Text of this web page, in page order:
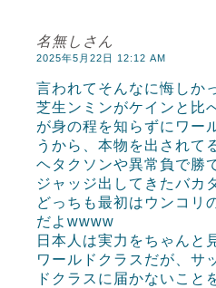
名無しさん
2025年5月22日 12:12 AM
言われてそんなに悔しか
芝生ンミンがケインと比
が身の程を知らずにワー
うから、本物を出されて
ヘタクソンや異常負で勝
ジャッジ出してきたバカ
どっちも最初はウンコリ
だよwwww
日本人は実力をちゃんと
ワールドクラスだが、サ
ドクラスに届かないこと